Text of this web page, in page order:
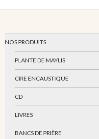
NOS PRODUITS
PLANTE DE MAYLIS
CIRE ENCAUSTIQUE
CD
LIVRES
BANCS DE PRIÈRE